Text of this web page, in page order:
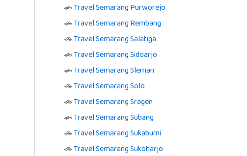
🚗Travel Semarang Purworejo
🚗Travel Semarang Rembang
🚗Travel Semarang Salatiga
🚗Travel Semarang Sidoarjo
🚗Travel Semarang Sleman
🚗Travel Semarang Solo
🚗Travel Semarang Sragen
🚗Travel Semarang Subang
🚗Travel Semarang Sukabumi
🚗Travel Semarang Sukoharjo